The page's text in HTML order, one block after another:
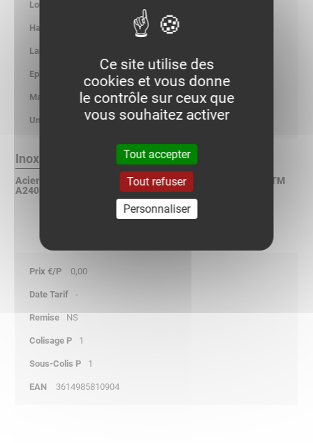
3.769
kg/p
Inox 304L Finition :
Acier inoxydable X2CrNi 18-9 suivant NF EN 10088-2 / ASTM
A240 / DIN 17440
0,00
-
NS
1
1
3614985810904
Ce site utilise des
cookies et vous donne
le contrôle sur ceux que
vous souhaitez activer
Tout accepter
Tout refuser
Personnaliser